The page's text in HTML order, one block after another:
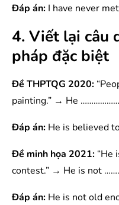
Đáp án: I have never
4. Viết lại câu
pháp đặc biệt
Đề THPTQG 2020:
painting.” → He
Đáp án: He is believed
Đề minh họa 2021: “He
contest.” → He is not
Đáp án: He is not old